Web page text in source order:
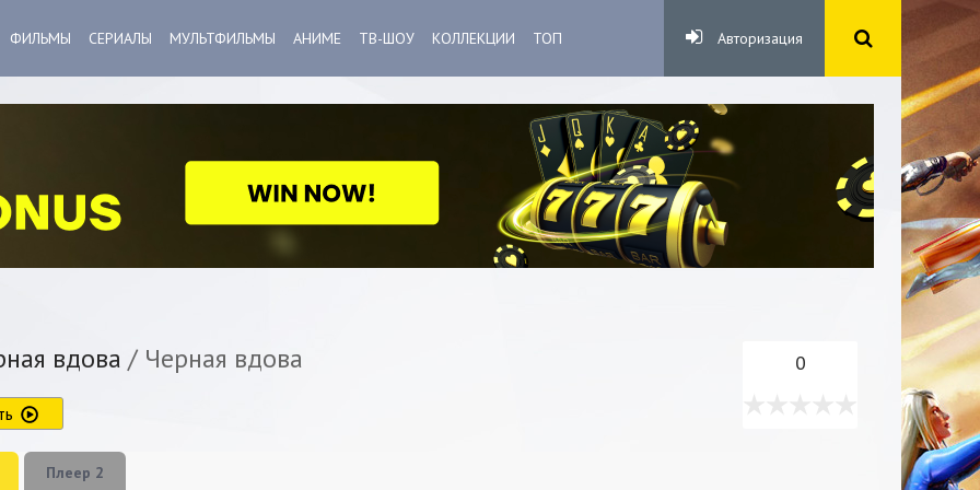
ФИЛЬМЫ СЕРИАЛЫ МУЛЬТФИЛЬМЫ АНИМЕ ТВ-ШОУ КОЛЛЕКЦИИ ТОП Авторизация
вдова / Черная вдова 0
Плеер 2